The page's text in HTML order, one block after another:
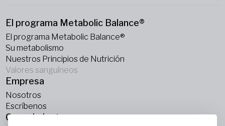
El programa Metabolic Balance®
El programa Metabolic Balance®
Su metabolismo
Nuestros Principios de Nutrición
Valores sanguíneos
Empresa
Nosotros
Escríbenos
Conocimiento